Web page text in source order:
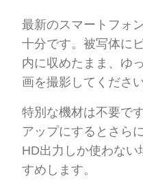
最新のスマートフォ
十分です。被写体に
内に収めたまま、ゆ
画を撮影してください
特別な機材は不要で
アップにするとさら
HD出力しか使わな
すめします。